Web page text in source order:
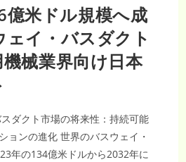
米ドル規模へ成
イ・バスダクト
械業界向け日本
ダクト市場の将来性：持続可能
ョンの進化 世界のバスウェイ・
年の134億米ドルから2032年に